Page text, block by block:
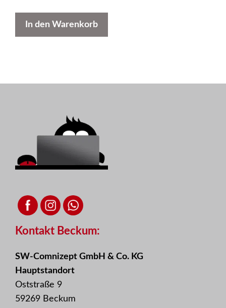
In den Warenkorb
Kontakt Beckum:
SW-Comnizept GmbH & Co. KG
Hauptstandort
Oststraße 9
59269 Beckum